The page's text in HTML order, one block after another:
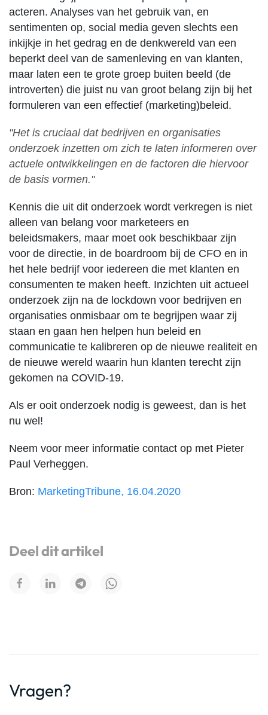
acteren. Analyses van het gebruik van, en
sentimenten op, social media geven slechts een
inkijkje in het gedrag en de denkwereld van een
beperkt deel van de samenleving en van klanten,
maar laten een te grote groep buiten beeld (de
introverten) die juist nu van groot belang zijn bij het
formuleren van een effectief (marketing)beleid.
"Het is cruciaal dat bedrijven en organisaties
onderzoek inzetten om zich te laten informeren over
actuele ontwikkelingen en de factoren die hiervoor
de basis vormen."
Kennis die uit dit onderzoek wordt verkregen is niet
alleen van belang voor marketeers en
beleidsmakers, maar moet ook beschikbaar zijn
voor de directie, in de boardroom bij de CFO en in
het hele bedrijf voor iedereen die met klanten en
consumenten te maken heeft. Inzichten uit actueel
onderzoek zijn na de lockdown voor bedrijven en
organisaties onmisbaar om te begrijpen waar zij
staan en gaan hen helpen hun beleid en
communicatie te kalibreren op de nieuwe realiteit en
de nieuwe wereld waarin hun klanten terecht zijn
gekomen na COVID-19.
Als er ooit onderzoek nodig is geweest, dan is het
nu wel!
Neem voor meer informatie contact op met Pieter
Paul Verheggen.
Bron: MarketingTribune, 16.04.2020
Deel dit artikel
Vragen?